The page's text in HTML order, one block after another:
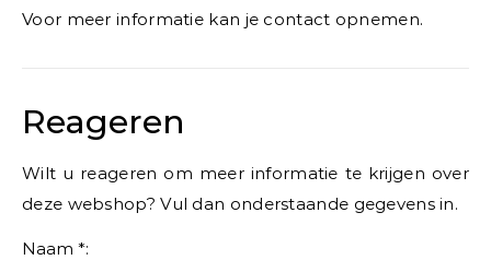
Voor meer informatie kan je contact opnemen.
Reageren
Wilt u reageren om meer informatie te krijgen over
deze webshop? Vul dan onderstaande gegevens in.
Naam *: